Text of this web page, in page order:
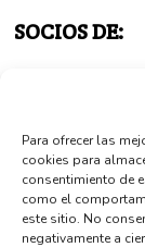
Para ofrecer las
cookies para
consentimiento de
como el
este sitio. No
negativamente a
SOCIOS DE: